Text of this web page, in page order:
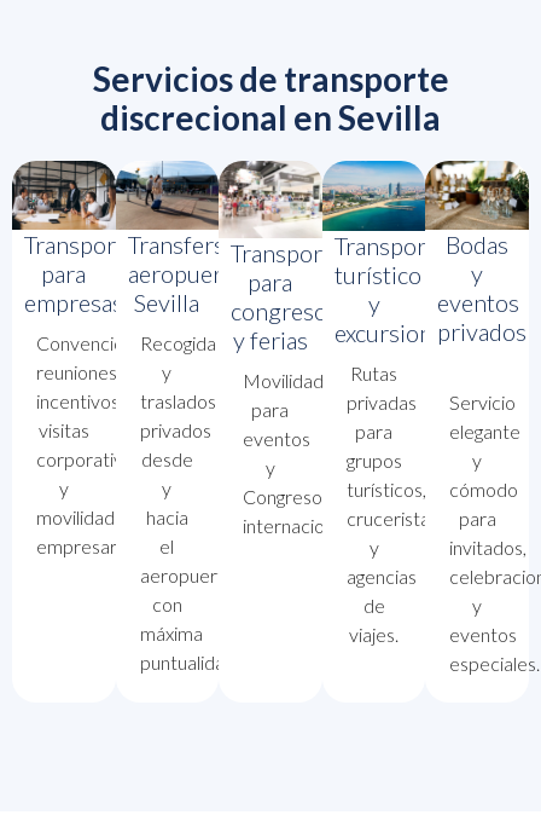
Servicios de transporte
discrecional en Sevilla
Transporte
para
empresas
Convenciones,
reuniones,
incentivos,
visitas
corporativas
y
movilidad
empresarial.
Transfers
aeropuerto
Sevilla
Recogida
y
traslados
privados
desde
y
hacia
el
aeropuerto
con
máxima
puntualidad.
Transporte
para
congresos
y ferias
Movilidad
para
eventos
y
Congresos
internacionales.
Transporte
turístico
y
excursiones
Rutas
privadas
para
grupos
turísticos,
cruceristas
y
agencias
de
viajes.
Bodas
y
eventos
privados
Servicio
elegante
y
cómodo
para
invitados,
y
eventos
especiales.